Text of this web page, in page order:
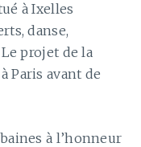
à Ixelles
danse,
projet de la
Paris avant de
à l’honneur